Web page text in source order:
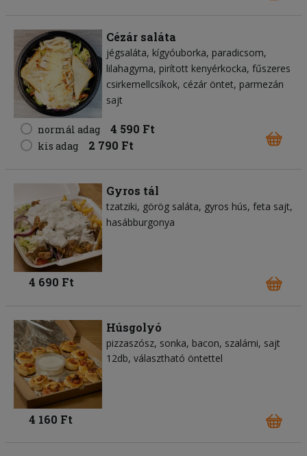
Cézár saláta
jégsaláta kígyóuborka paradicsom
lilahagyma pirított kenyérkocka fűszeres
csirkemellcsíkok cézár öntet parmezán
sajt
normál adag 4 590 Ft
kis adag 2 790 Ft
Gyros tál
tzatziki görög saláta gyros hús feta sajt
hasábburgonya
4 690 Ft
Húsgolyó
pizzaszósz sonka bacon szalámi sajt
12db, választható öntettel
4 160 Ft